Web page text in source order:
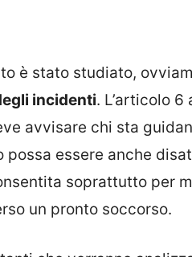
è stato studiato,
incidenti. L’articolo
avvisare chi sta
possa essere anche
soprattutto per
un pronto soccorso.